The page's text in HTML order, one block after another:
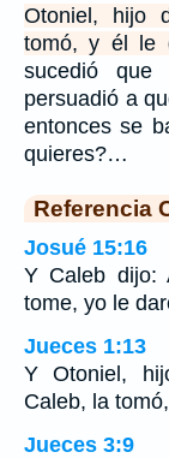
Otoniel, hijo
tomó, y él le
sucedió
persuadió a
entonces se
quieres?…
Referencia
Josué 15:16
Y Caleb dijo:
tome, yo le
Jueces 1:13
Y Otoniel,
Caleb, la
Jueces 3:9